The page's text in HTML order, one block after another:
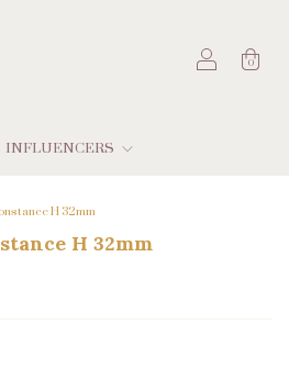
0
INFLUENCERS
H 32mm
H 32mm